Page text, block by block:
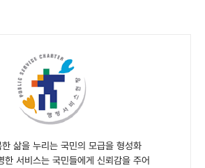
삶을 누리는 국민의 모급을 형성화
한 서비스는 국민들에게 신뢰감을 주어